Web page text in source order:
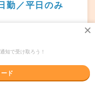
勤／平日のみ
知で受け取ろう！
ド